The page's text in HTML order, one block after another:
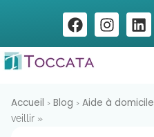
Accueil › Blog › Aide à domicile
veillir »